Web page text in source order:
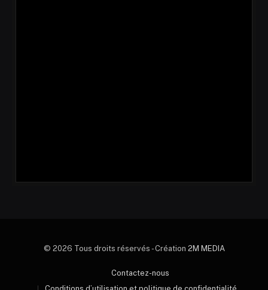
© 2026 Tous droits réservés - Création 2M MEDIA
Contactez-nous